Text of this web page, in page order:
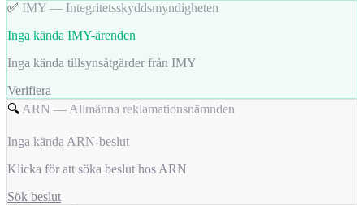
✅ IMY — Integritetsskyddsmyndigheten
Inga kända IMY-ärenden
Inga kända tillsynsåtgärder från IMY
Verifiera
🔍 ARN — Allmänna reklamationsnämnden
Inga kända ARN-beslut
Klicka för att söka beslut hos ARN
Sök beslut